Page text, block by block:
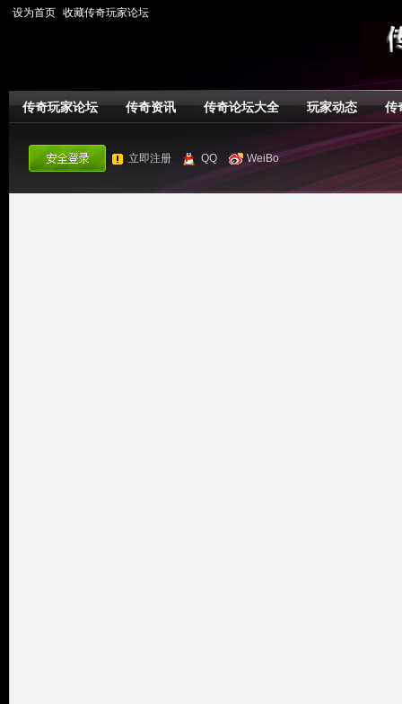
设为首页 收藏传奇玩家论坛
传奇玩家论坛 传奇资讯 传奇论坛大全 玩家动态 传
立即注册 QQ WeiBo